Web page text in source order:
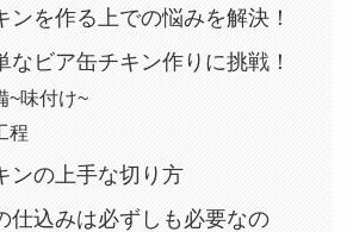
ンを作る上での悩みを解決！
なビア缶チキン作りに挑戦！
~味付け~
程
ンの上手な切り方
仕込みは必ずしも必要なの